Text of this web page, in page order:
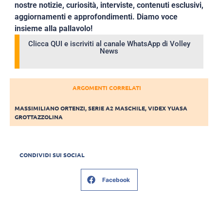
nostre notizie, curiosità, interviste, contenuti esclusivi,
aggiornamenti e approfondimenti. Diamo voce
insieme alla pallavolo!
Clicca QUI e iscriviti al canale WhatsApp di Volley
News
ARGOMENTI CORRELATI
MASSIMILIANO ORTENZI,SERIE A2 MASCHILE,VIDEX YUASA
GROTTAZZOLINA
CONDIVIDI SUI SOCIAL
Facebook